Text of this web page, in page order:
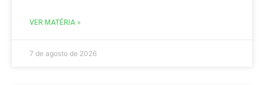
VER MATÉRIA »
7 de agosto de 2026